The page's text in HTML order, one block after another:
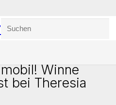
Winne
bei Theresia